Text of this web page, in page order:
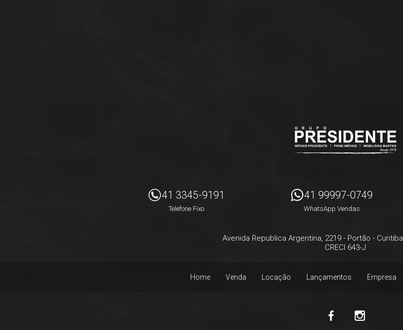
41 3345-9191
Telefone Fixo
41 99997-0749
WhatsApp Vendas
Avenida Republica Argentina, 2219 - Portão - Curitiba
CRECI 643-J
Home Venda Locação Lançamentos Empresa